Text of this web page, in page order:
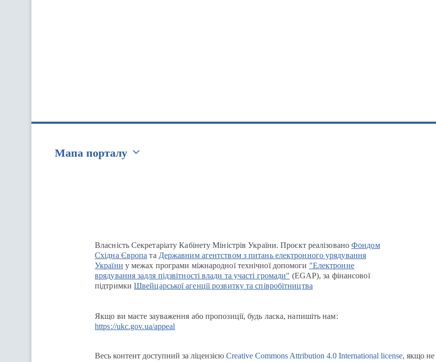
Мапа порталу
Власність Секретаріату Кабінету Міністрів України. Проєкт реалізованоФондом
Східна Європа та Державним агентством з питань електронного урядування
України у межах програми міжнародної технічної допомоги "Електронне
врядування задля підзвітності влади та участі громади" (EGAP), за фінансової
підтримки Швейцарської агенції розвитку та співробітництва
Якщо ви маєте зауваження або пропозиції, будь ласка, напишіть нам:
https://ukc.gov.ua/appeal
Весь контент доступний за ліцензією Creative Commons Attribution 4.0 International license, якщо не